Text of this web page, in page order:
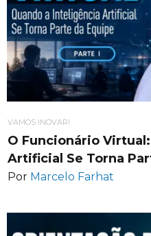
VAMOS INOVAR!
O Funcionário
Artificial Se Torna
Por Marcelo Farhat